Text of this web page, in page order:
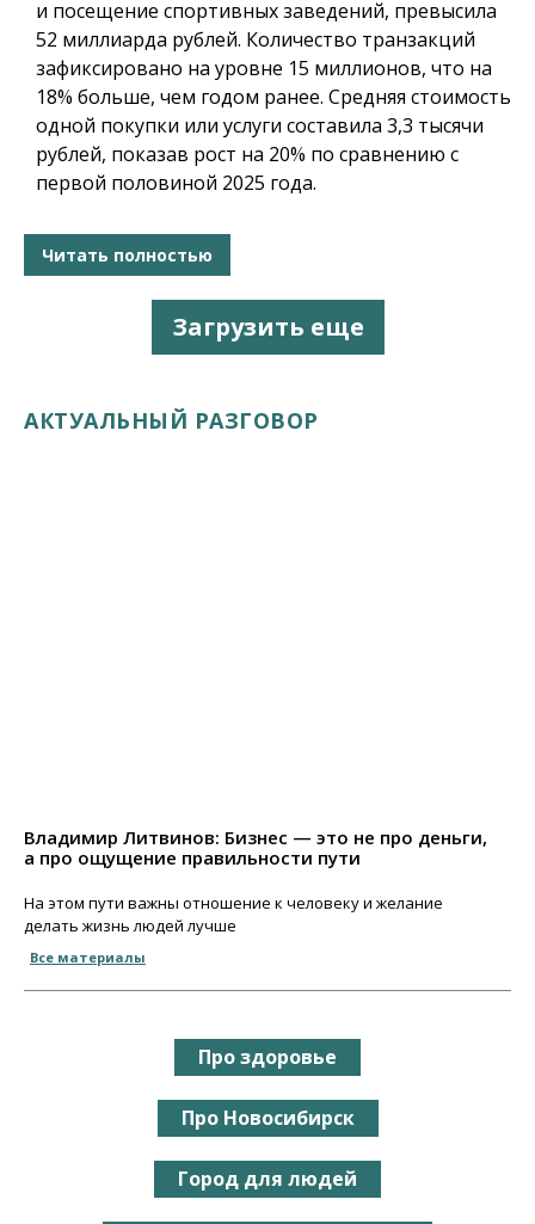
и посещение спортивных заведений, превысила
52 миллиарда рублей. Количество транзакций
зафиксировано на уровне 15 миллионов, что на
18% больше, чем годом ранее. Средняя стоимость
одной покупки или услуги составила 3,3 тысячи
рублей, показав рост на 20% по сравнению с
первой половиной 2025 года.
Читать полностью
Загрузить еще
АКТУАЛЬНЫЙ РАЗГОВОР
Владимир Литвинов: Бизнес — это не про деньги,
а про ощущение правильности пути
На этом пути важны отношение к человеку и желание
делать жизнь людей лучше
Все материалы
Про здоровье
Про Новосибирск
Город для людей